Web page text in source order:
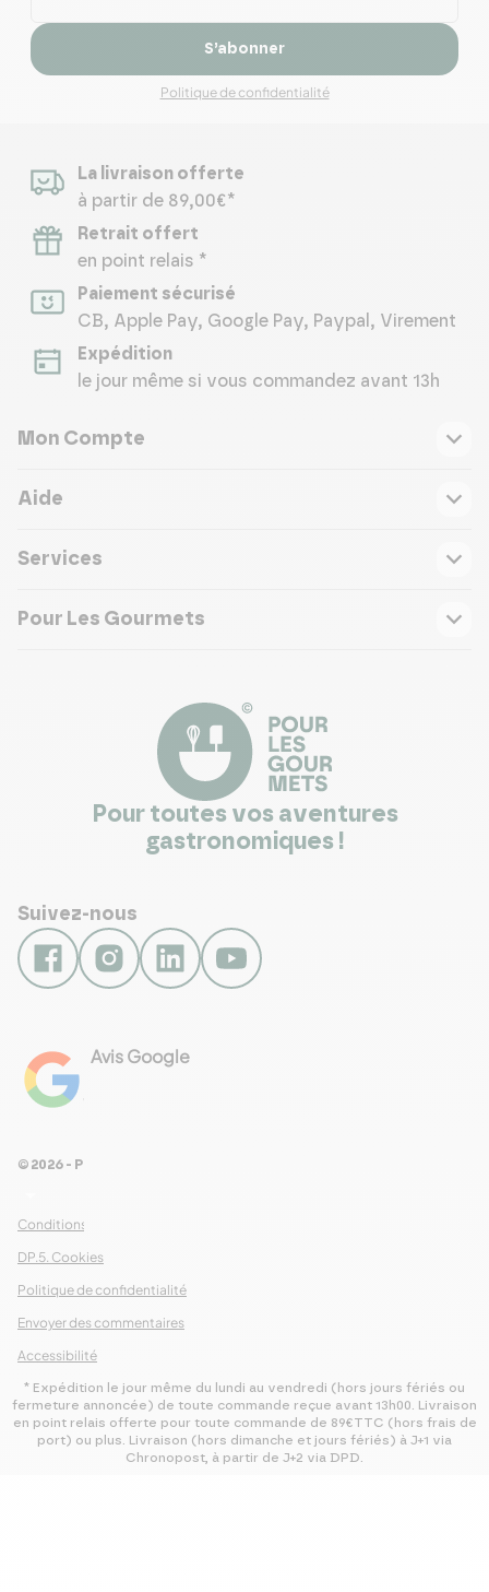
S’abonner
Politique de confidentialité
La livraison offerte
à partir de 89,00€*
Retrait offert
en point relais *
Paiement sécurisé
CB, Apple Pay, Google Pay, Paypal, Virement
Expédition
le jour même si vous commandez avant 13h
Mon Compte
Aide
Services
Pour Les Gourmets
Pour toutes vos aventures
gastronomiques !
Suivez-nous
Avis Google
Conditions Générales de Ventes
DP.5. Cookies
Politique de confidentialité
Envoyer des commentaires
Accessibilité
© 2026 - Pour Les Gourmets
* Expédition le jour même du lundi au vendredi (hors jours fériés ou
fermeture annoncée) de toute commande reçue avant 13h00. Livraison
en point relais offerte pour toute commande de 89€TTC (hors frais de
port) ou plus. Livraison (hors dimanche et jours fériés) à J+1 via
Chronopost, à partir de J+2 via DPD.